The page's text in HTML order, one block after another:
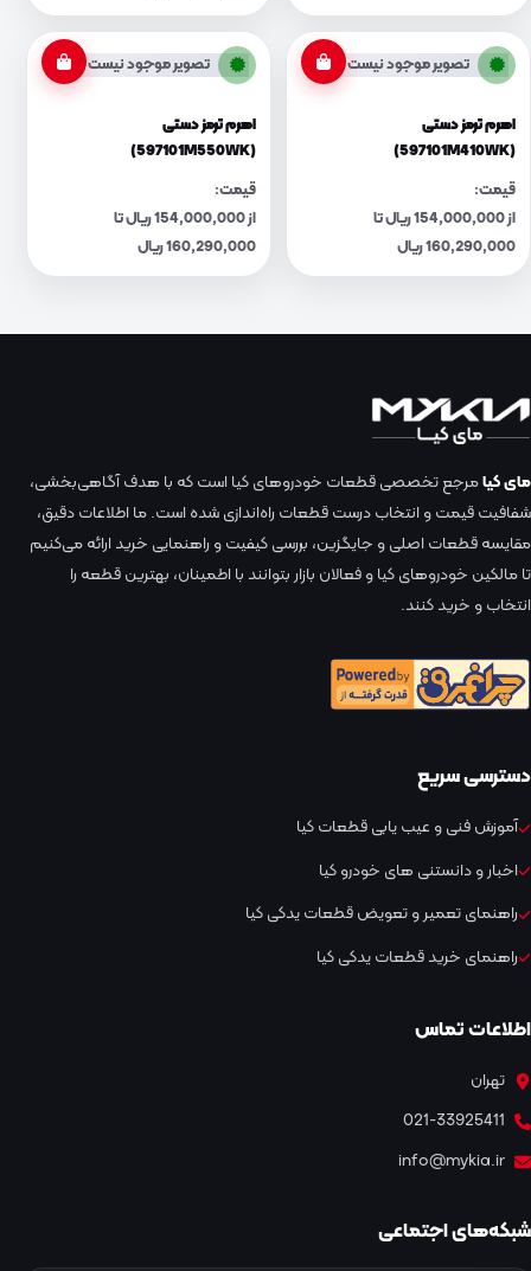
تصویر موجود نیست
اهرم ترمز دستی
(597101M410WK)
قیمت:
از 154,000,000 ریال تا
160,290,000 ریال
تصویر موجود نیست
اهرم ترمز دستی
(597101M550WK)
قیمت:
از 154,000,000 ریال تا
160,290,000 ریال
مای کیامرجع تخصصی قطعات خودروهای کیا است که با هدف آگاهی‌بخشی،
شفافیت قیمت و انتخاب درست قطعات راه‌اندازی شده است. ما اطلاعات دقیق،
مقایسه قطعات اصلی و جایگزین، بررسی کیفیت و راهنمایی خرید ارائه می‌کنیم
تا مالکین خودروهای کیا و فعالان بازار بتوانند با اطمینان، بهترین قطعه را
انتخاب و خرید کنند.
دسترسی سریع
آموزش فنی و عیب یابی قطعات کیا
اخبار و دانستنی های خودرو کیا
راهنمای تعمیر و تعویض قطعات یدکی کیا
راهنمای خرید قطعات یدکی کیا
اطلاعات تماس
تهران
021-33925411
info@mykia.ir
شبکه‌های اجتماعی